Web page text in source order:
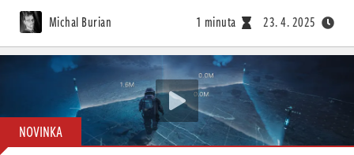
Michal Burian 1 minuta 23. 4. 2025
NOVINKA